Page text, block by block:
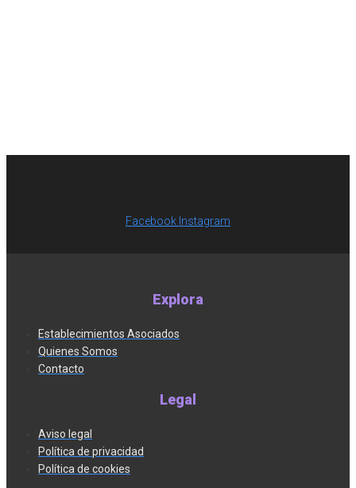
Facebook Instagram
Explora
Establecimientos Asociados
Quienes Somos
Contacto
Legal
Aviso legal
Política de privacidad
Política de cookies